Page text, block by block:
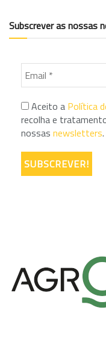
Subscrever as nossas
Aceito a Política
recolha e
nossas newsletters.